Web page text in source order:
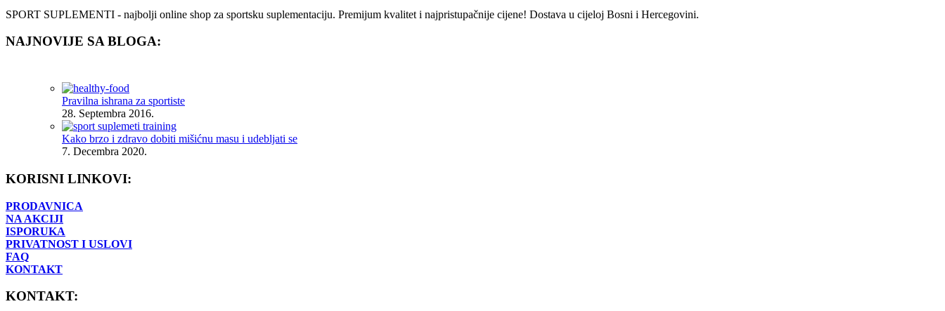
SPORT SUPLEMENTI - najbolji online shop za sportsku suplementaciju. Premijum kvalitet i najpristupačnije cijene! Dostava u cijeloj Bosni i Hercegovini.
NAJNOVIJE SA BLOGA:
Pravilna ishrana za sportiste
28. Septembra 2016.
Kako brzo i zdravo dobiti mišićnu masu i udebljati se
7. Decembra 2020.
KORISNI LINKOVI:
PRODAVNICA
NA AKCIJI
ISPORUKA
PRIVATNOST I USLOVI
FAQ
KONTAKT
KONTAKT: